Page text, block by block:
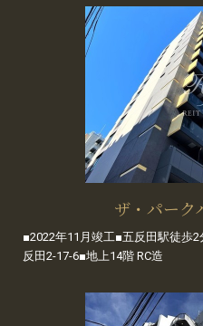
ザ・パーク
■2022年11月竣工■五反田駅徒歩
反田2-17-6■地上14階 RC造